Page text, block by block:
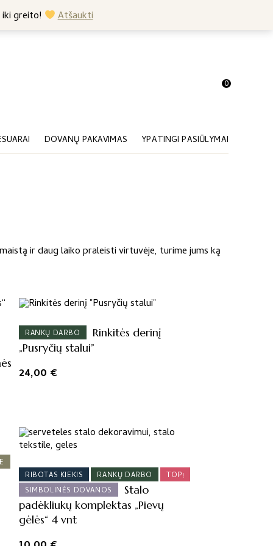
iki greito! Atšaukti
0
DOVANŲ PAKAVIMAS YPATINGI PASIŪLYMAI
ir daug laiko praleisti virtuvėje, turime jums ką
RANKŲ DARBO
Rinkitės derinį
„Pusryčių stalui”
24,00 €
RIBOTAS KIEKIS RANKŲ DARBO
TOP!
SIMBOLINĖS DOVANOS
Stalo
padėkliukų komplektas „Pievų
gėlės“ 4 vnt